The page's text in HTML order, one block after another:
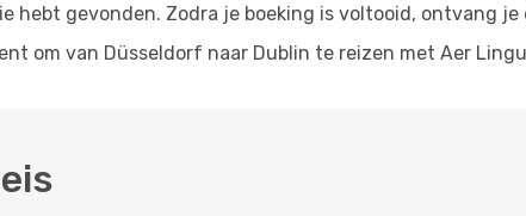
hebt gevonden. Zodra je boeking is voltooid, ontvang
om van Düsseldorf naar Dublin te reizen met Aer